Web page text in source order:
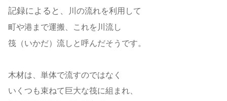
記録によると、
川の流れを利用して
町や港まで運搬、
これを 川流し
筏（いかだ）流し と呼んだそうです。
木材は、単体で流すのではなく
いくつも束ねて巨大な筏に組まれ、